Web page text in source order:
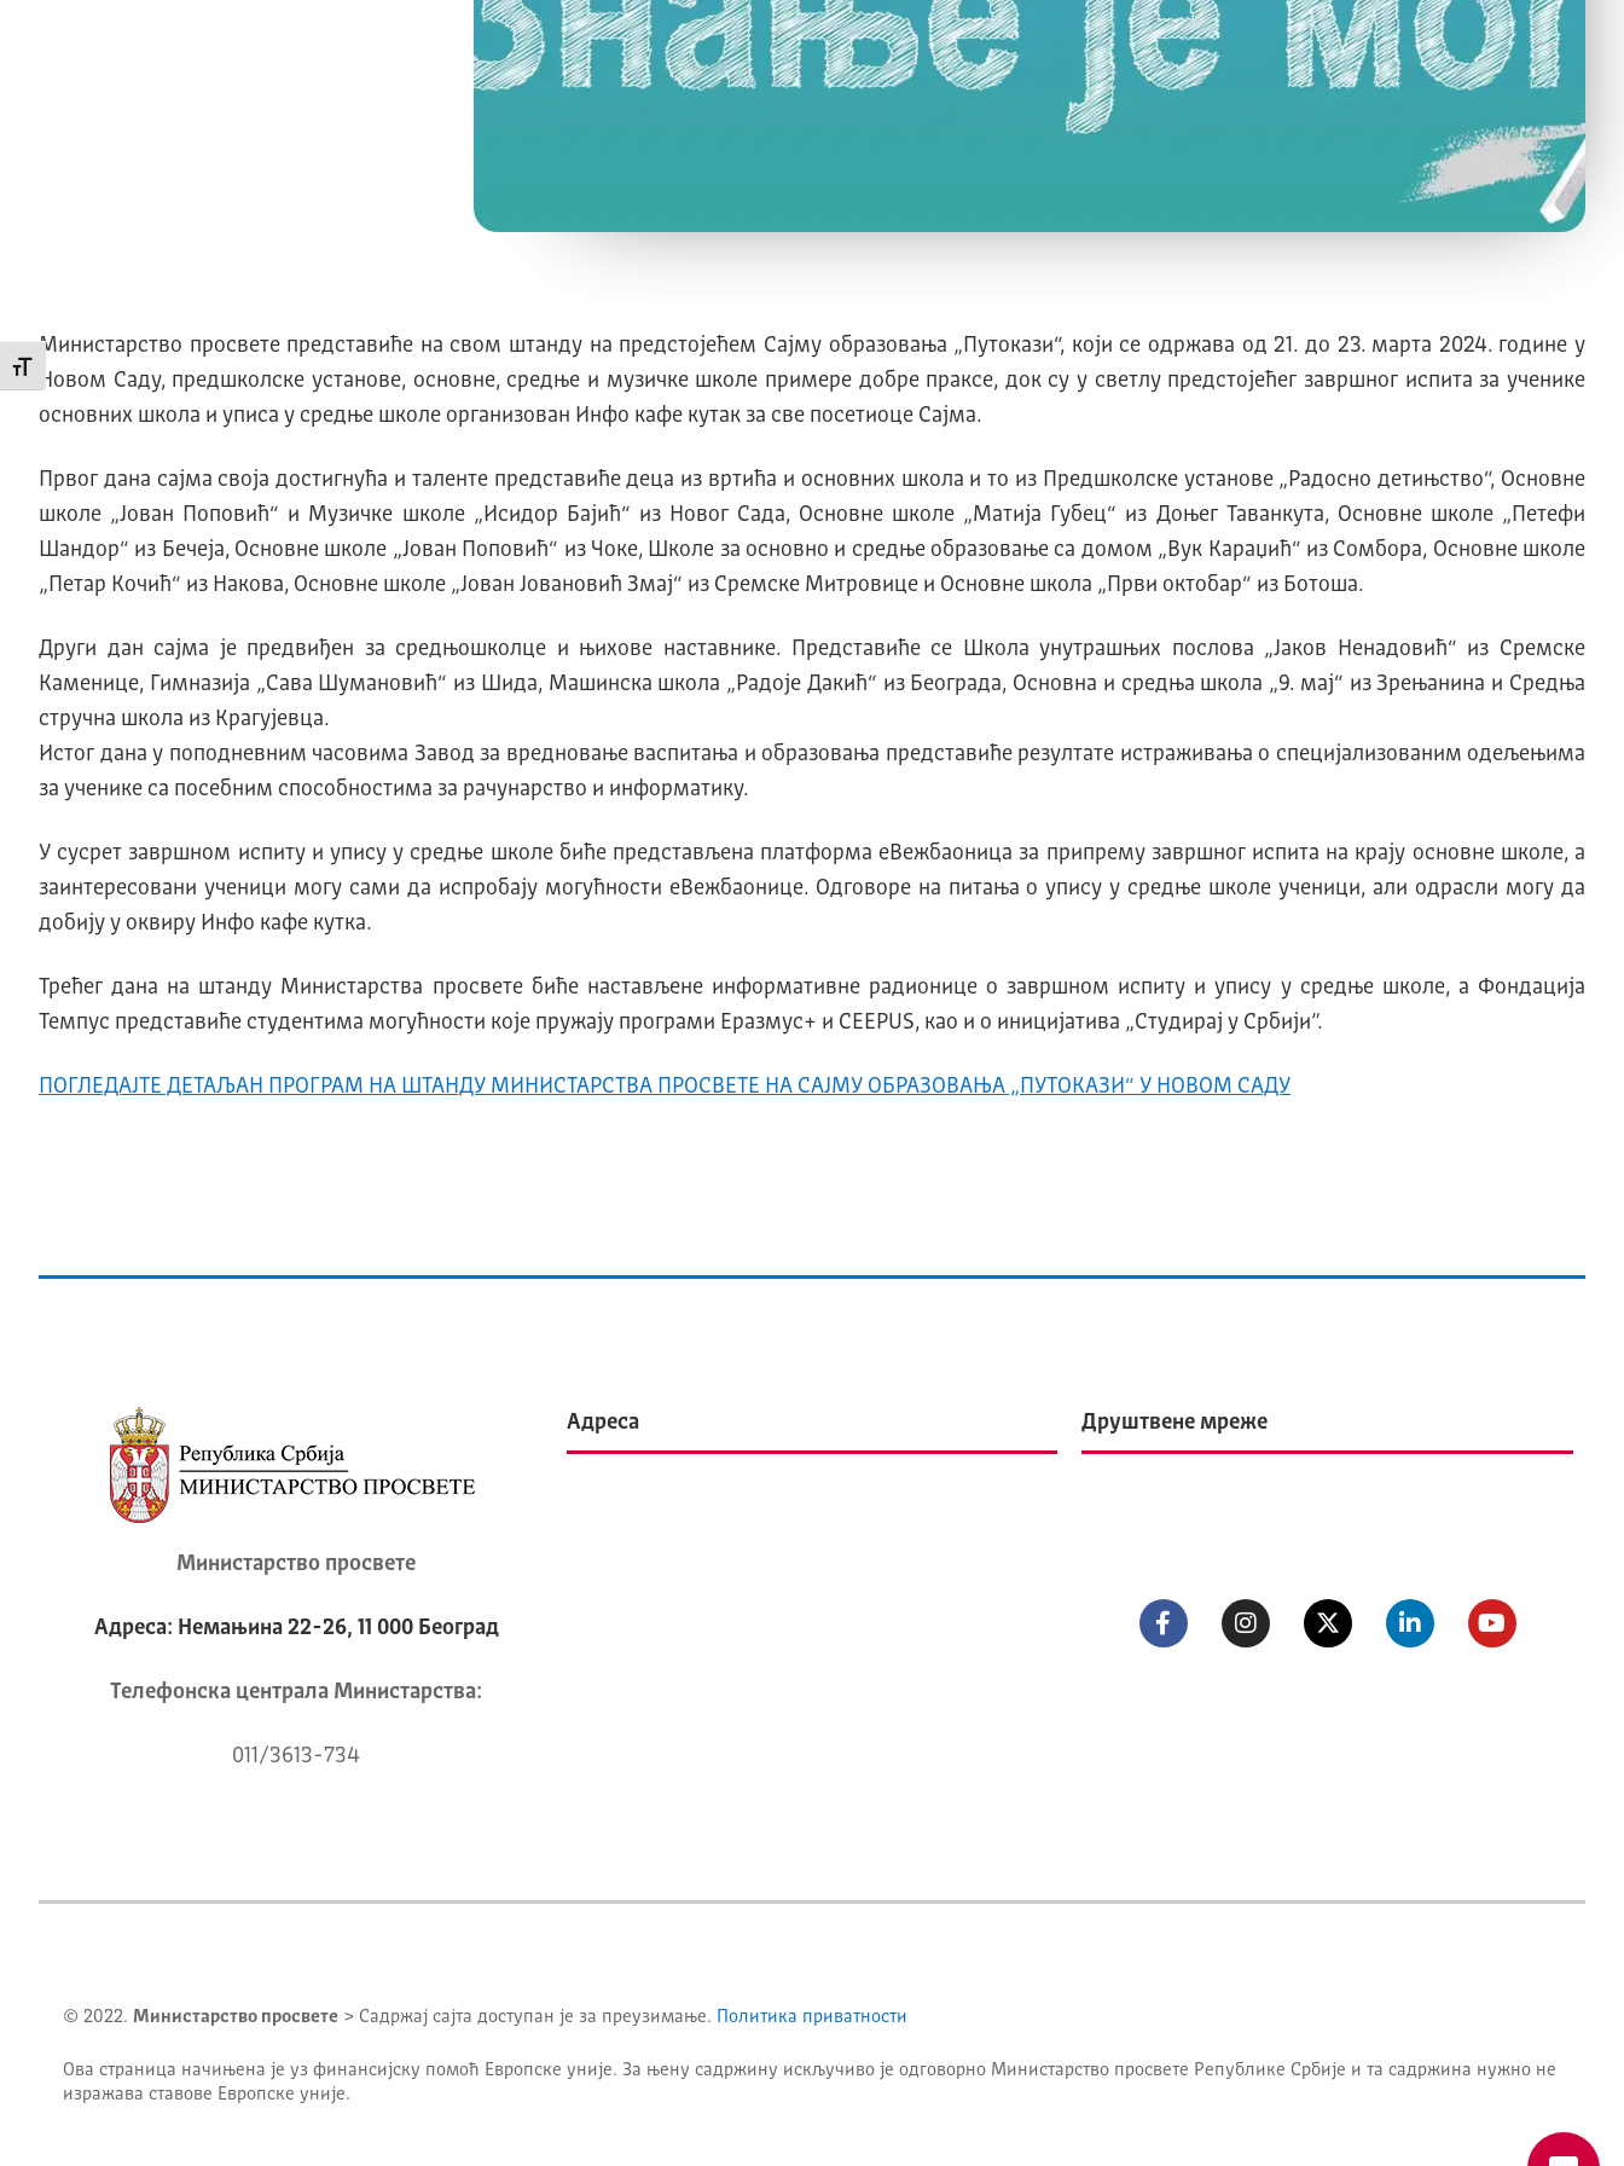
Промени величину слова
Министарство просвете представиће на свом штанду на предстојећем Сајму образовања „Путокази“, који се одржава од 21. до 23. марта 2024. године у
Новом Саду, предшколске установе, основне, средње и музичке школе примере добре праксе, док су у светлу предстојећег завршног испита за ученике
основних школа и уписа у средње школе организован Инфо кафе кутак за све посетиоце Сајма.
Првог дана сајма своја достигнућа и таленте представиће деца из вртића и основних школа и то из Предшколске установе „Радосно детињство“, Основне
школе „Јован Поповић“ и Музичке школе „Исидор Бајић“ из Новог Сада, Основне школе „Матија Губец“ из Доњег Таванкута, Основне школе „Петефи
Шандор“ из Бечеја, Основне школе „Јован Поповић“ из Чоке, Школе за основно и средње образовање са домом „Вук Караџић“ из Сомбора, Основне школе
„Петар Кочић“ из Накова, Основне школе „Јован Јовановић Змај“ из Сремске Митровице и Основне школа „Први октобар“ из Ботоша.
Други дан сајма је предвиђен за средњошколце и њихове наставнике. Представиће се Школа унутрашњих послова „Јаков Ненадовић“ из Сремске
Каменице, Гимназија „Сава Шумановић“ из Шида, Машинска школа „Радоје Дакић“ из Београда, Основна и средња школа „9. мај“ из Зрењанина и Средња
стручна школа из Крагујевца.
Истог дана у поподневним часовима Завод за вредновање васпитања и образовања представиће резултате истраживања о специјализованим одељењима
за ученике са посебним способностима за рачунарство и информатику.
У сусрет завршном испиту и упису у средње школе биће представљена платформа еВежбаоница за припрему завршног испита на крају основне школе, а
заинтересовани ученици могу сами да испробају могућности еВежбаонице. Oдговоре на питања о упису у средње школе ученици, али одрасли могу да
добију у оквиру Инфо кафе кутка.
Трећег дана на штанду Министарства просвете биће настављене информативне радионице о завршном испиту и упису у средње школе, a Фондација
Темпус представиће студентима могућности које пружају програми Еразмус+ и CEEPUS, као и о иницијатива „Студирај у Србији”.
ПОГЛЕДАЈТЕ ДЕТАЉАН ПРОГРАМ НА ШТАНДУ МИНИСТАРСТВА ПРОСВЕТЕ НА САЈМУ ОБРАЗОВАЊА „ПУТОКАЗИ“ У НОВОМ САДУ
Министарство просвете
Адреса: Немањина 22-26, 11 000 Београд
Телeфонска централа Mинистарства:
011/3613-734
Адреса Друштвене мреже
© 2022. Министарство просвете > Садржај сајта доступан је за преузимање. Политика приватности
Ова страница начињена је уз финансијску помоћ Европске уније. За њену садржину искључиво је одговорно Министарство просвете Републике Србије и та садржина нужно не
изражава ставове Европске уније.